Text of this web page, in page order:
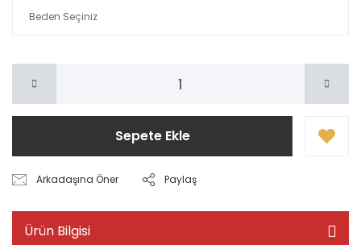
Sepete Ekle
Arkadaşına Öner Paylaş
Ürün Bilgisi